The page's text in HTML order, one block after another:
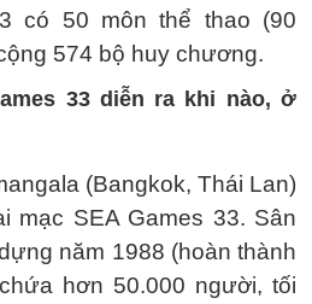
có 50 môn thể thao (90
574 bộ huy chương.
33 diễn ra khi nào, ở
(Bangkok, Thái Lan)
mạc SEA Games 33. Sân
năm 1988 (hoàn thành
hơn 50.000 người, tối